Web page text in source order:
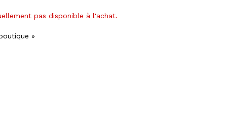
pas disponible à l'achat.
»